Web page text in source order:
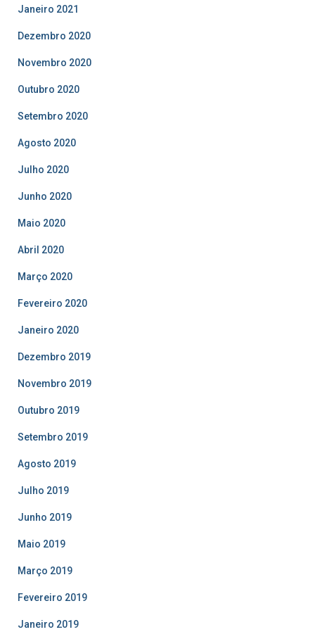
Janeiro 2021
Dezembro 2020
Novembro 2020
Outubro 2020
Setembro 2020
Agosto 2020
Julho 2020
Junho 2020
Maio 2020
Abril 2020
Março 2020
Fevereiro 2020
Janeiro 2020
Dezembro 2019
Novembro 2019
Outubro 2019
Setembro 2019
Agosto 2019
Julho 2019
Junho 2019
Maio 2019
Março 2019
Fevereiro 2019
Janeiro 2019